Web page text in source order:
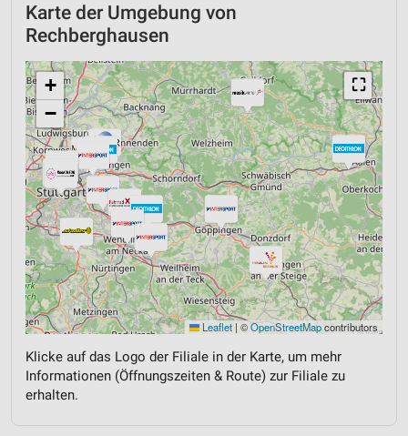
Karte der Umgebung von
Rechberghausen
⛶
+
−
Leaflet | ©OpenStreetMapcontributors
Klicke auf das Logo der Filiale in der Karte, um mehr
Informationen (Öffnungszeiten & Route) zur Filiale zu
erhalten.